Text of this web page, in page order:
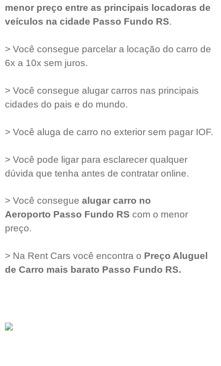
menor preço entre as principais locadoras de
veículos na cidade Passo Fundo RS.
> Você consegue parcelar a locação do carro de
6x a 10x sem juros.
> Você consegue alugar carros nas principais
cidades do pais e do mundo.
> Você aluga de carro no exterior sem pagar IOF.
> Você pode ligar para esclarecer qualquer
dúvida que tenha antes de contratar online.
> Você consegue alugar carro no
Aeroporto Passo Fundo RS com o menor
preço.
> Na Rent Cars você encontra o Preço Aluguel
de Carro mais barato Passo Fundo RS.